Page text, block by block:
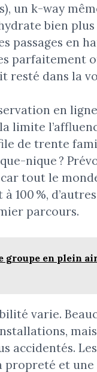
un k-way
bien
en
parfaitement
resté dans la
en ligne
limite
de trente
nique ?
tout le
100 %,
parcours.
groupe en plein
varie.
accidentés.
et